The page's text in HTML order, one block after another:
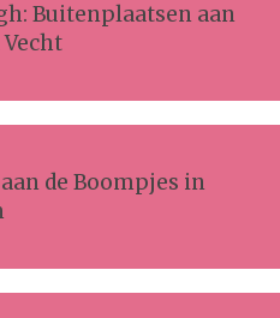
Buitenplaatsen aan
de Boompjes in